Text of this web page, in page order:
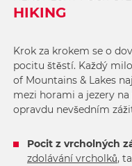
HIKING
Krok za krokem se o
pocitu štěstí. Každý
of Mountains & Lakes
mezi horami a jezery
opravdu nevšedním
Pocit z vrcholných
zdolávání vrcholků,